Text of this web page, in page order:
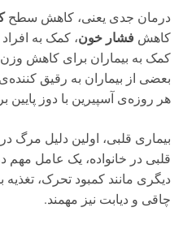
درمان جدی یعنی، کاهش سطح
کاهش فشار خون، کمک به
کمک به بیماران برای کاهش
بعضی از بیماران به رقیق
هر روزه‌ی آسپیرین با دوز پایین
بیماری قلبی، اولین دلیل مرگ
قلبی در خانواده، یک عامل
دیگری مانند کمبود تحرک،
چاقی و دیابت نیز مهمند.